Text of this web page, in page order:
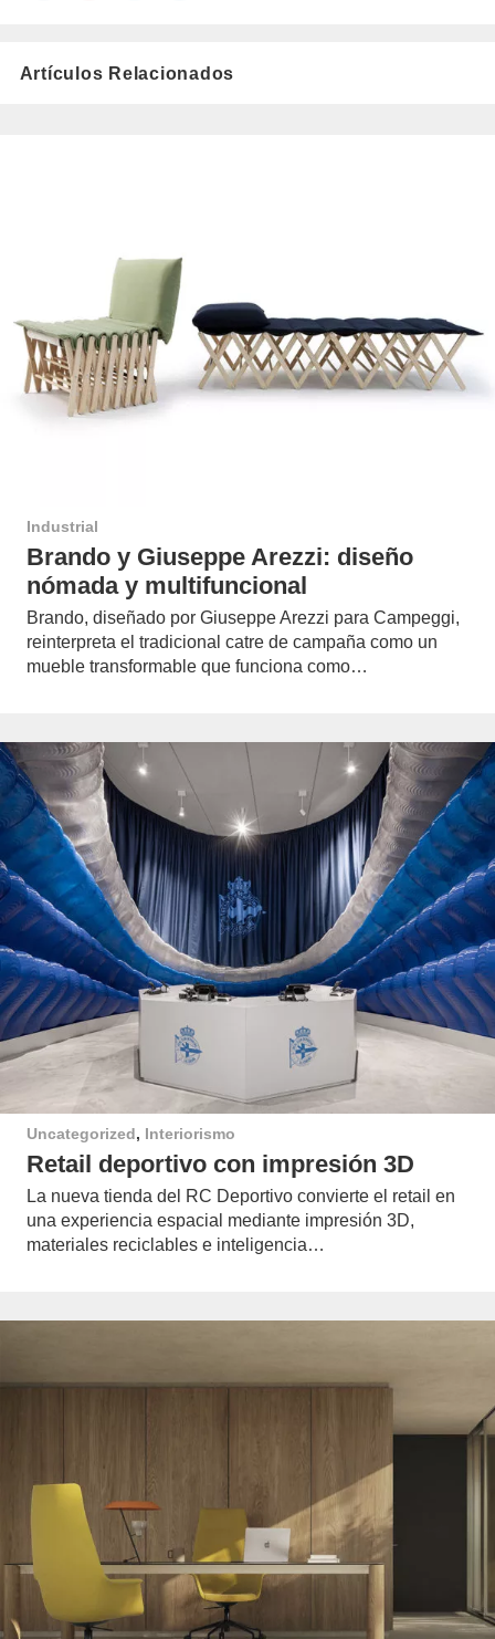
Artículos Relacionados
Industrial
Brando y Giuseppe Arezzi: diseño
nómada y multifuncional
Brando, diseñado por Giuseppe Arezzi para Campeggi,
reinterpreta el tradicional catre de campaña como un
mueble transformable que funciona como…
Uncategorized, Interiorismo
Retail deportivo con impresión 3D
La nueva tienda del RC Deportivo convierte el retail en
una experiencia espacial mediante impresión 3D,
materiales reciclables e inteligencia…